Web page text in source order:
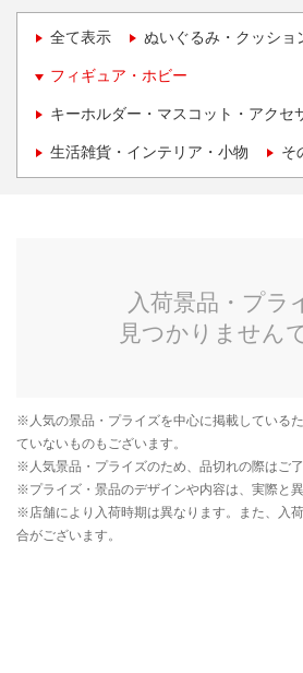
全て表示 ぬいぐるみ・クッショ
フィギュア・ホビー
キーホルダー・マスコット・アクセ
生活雑貨・インテリア・小物 そ